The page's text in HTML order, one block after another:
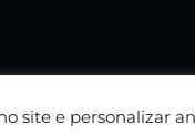
site e personalizar